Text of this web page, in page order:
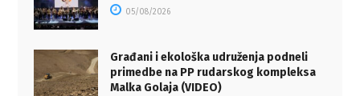
05/08/2026
Građani i ekološka udruženja podneli
primedbe na PP rudarskog kompleksa
Malka Golaja (VIDEO)